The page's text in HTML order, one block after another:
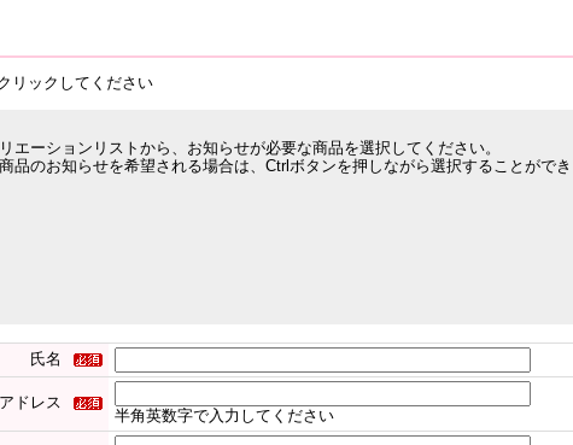
リックしてください
エーションリストから、お知らせが必要な商品を選択してください。
品のお知らせを希望される場合は、Ctrlボタンを押しながら選択することができ
氏名
ドレス
半角英数字で入力してください